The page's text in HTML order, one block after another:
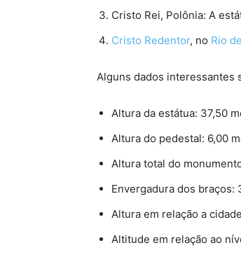
Cristo Rei, Polônia: A
Cristo Redentor, no Rio
Alguns dados interessantes
Altura da estátua: 37,50
Altura do pedestal: 6,00
Altura total do
Envergadura dos braços:
Altura em relação a
Altitude em relação ao